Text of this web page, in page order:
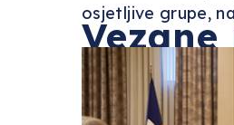
osjetljive grupe,